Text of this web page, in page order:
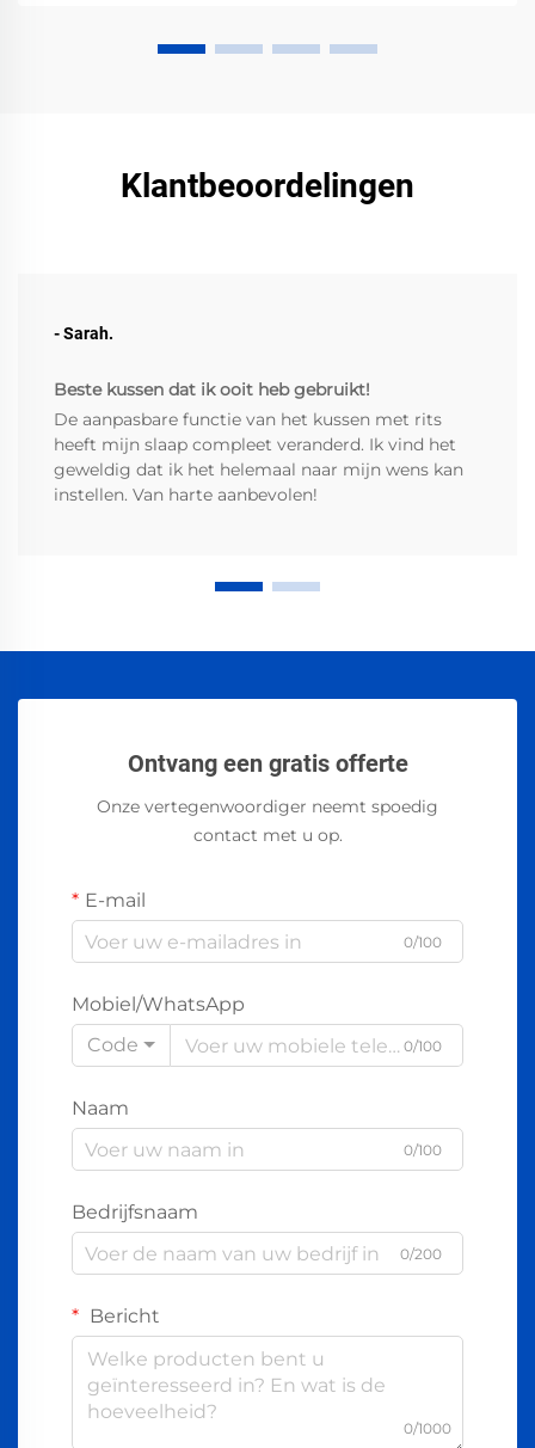
Klantbeoordelingen
- Sarah.
Beste kussen dat ik ooit heb gebruikt!
De aanpasbare functie van het kussen met rits
heeft mijn slaap compleet veranderd. Ik vind het
geweldig dat ik het helemaal naar mijn wens kan
instellen. Van harte aanbevolen!
Ontvang een gratis offerte
Onze vertegenwoordiger neemt spoedig
contact met u op.
E-mail
0/100
Mobiel/WhatsApp
Code
0/100
Naam
0/100
Bedrijfsnaam
0/200
Bericht
0/1000